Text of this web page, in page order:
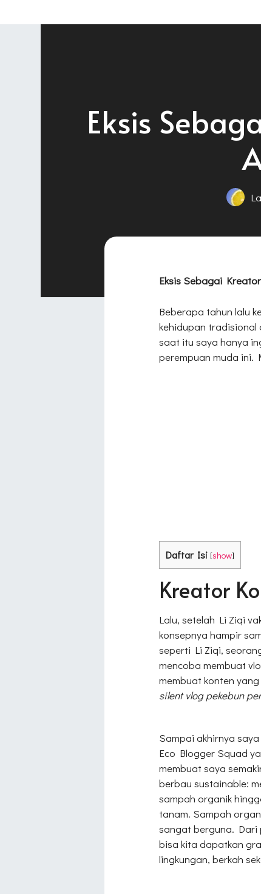
Eksis
Eksis Sebagai
Beberapa tahun lalu
kehidupan tradisional
saat itu saya hanya
perempuan muda ini.
Daftar Isi [show]
Kreator
Lalu, setelah Li Ziqi
konsepnya hampir
seperti Li Ziqi,
mencoba membuat
membuat konten
silent vlog pekebun
Sampai akhirnya
Eco Blogger Squad
membuat saya
berbau sustainable:
sampah organik
tanam. Sampah
sangat berguna. Dari
bisa kita dapatkan
lingkungan, berkah